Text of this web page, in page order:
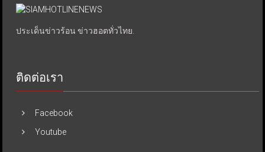
ประเด็นข่าวร้อน ข่าวฮอตทั่วไทย.
ติดต่อเรา
Facebook
Youtube